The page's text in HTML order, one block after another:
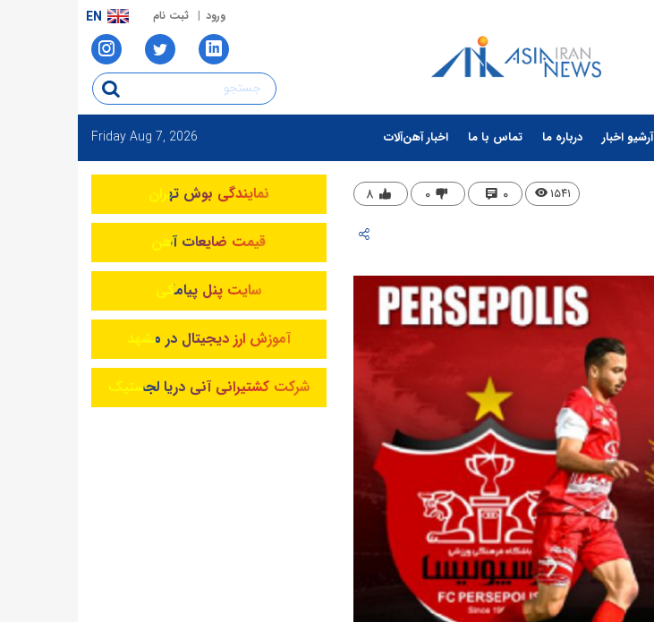
ورود ثبت نام EN
آرشیو اخبار درباره ما تماس با ما اخبار آهن‌آلات FridayAug 7, 2026
۱۵۴۱ ۰ ۰ ۸ نمایندگی بوش تهران
قیمت ضایعات آهن
سایت پنل پیامکی
آموزش ارز دیجیتال در مشهد
شرکت کشتیرانی آنی دریا لجستیک